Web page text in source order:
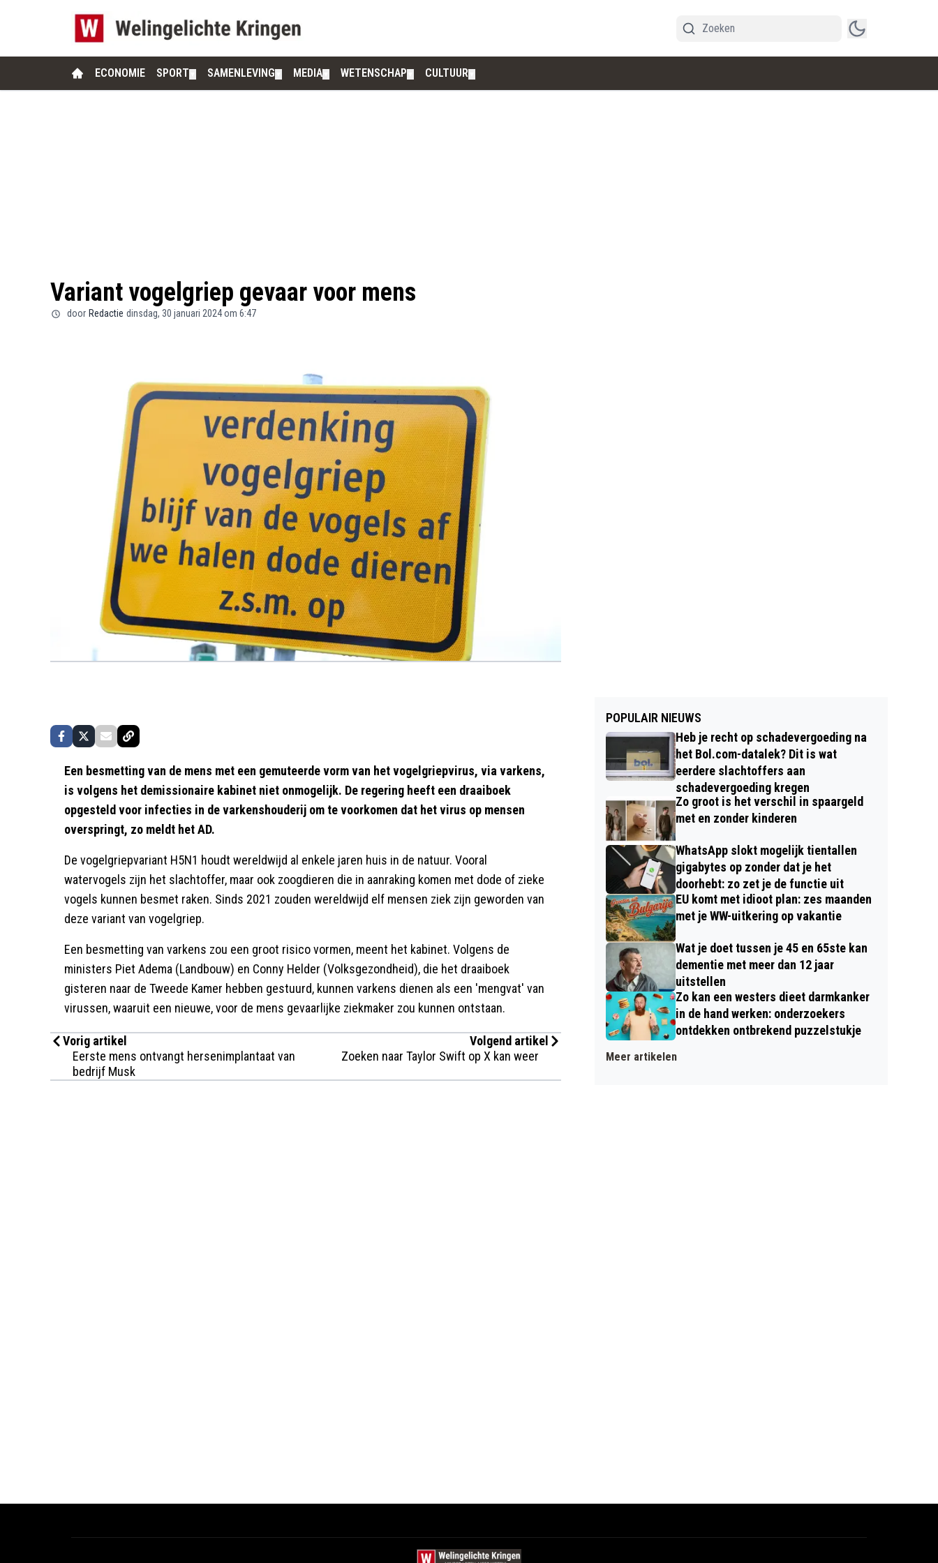
ECONOMIE SPORT SAMENLEVING MEDIA WETENSCHAP CULTUUR
Variant vogelgriep gevaar voor mens
door Redactie dinsdag, 30 januari 2024 om 6:47
Een besmetting van de mens met een gemuteerde vorm van het vogelgriepvirus, via varkens,
is volgens het demissionaire kabinet niet onmogelijk. De regering heeft een draaiboek
opgesteld voor infecties in de varkenshouderij om te voorkomen dat het virus op mensen
overspringt, zo meldt het AD.
De vogelgriepvariant H5N1 houdt wereldwijd al enkele jaren huis in de natuur. Vooral
watervogels zijn het slachtoffer, maar ook zoogdieren die in aanraking komen met dode of zieke
vogels kunnen besmet raken. Sinds 2021 zouden wereldwijd elf mensen ziek zijn geworden van
deze variant van vogelgriep.
Een besmetting van varkens zou een groot risico vormen, meent het kabinet. Volgens de
ministers Piet Adema (Landbouw) en Conny Helder (Volksgezondheid), die het draaiboek
gisteren naar de Tweede Kamer hebben gestuurd, kunnen varkens dienen als een 'mengvat' van
virussen, waaruit een nieuwe, voor de mens gevaarlijke ziekmaker zou kunnen ontstaan.
Vorig artikel
Eerste mens ontvangt hersenimplantaat van
bedrijf Musk
Volgend artikel
Zoeken naar Taylor Swift op X kan weer
POPULAIR NIEUWS
Heb je recht op schadevergoeding na
het Bol.com-datalek? Dit is wat
eerdere slachtoffers aan
schadevergoeding kregen
Zo groot is het verschil in spaargeld
met en zonder kinderen
WhatsApp slokt mogelijk tientallen
gigabytes op zonder dat je het
doorhebt: zo zet je de functie uit
EU komt met idioot plan: zes maanden
met je WW-uitkering op vakantie
Wat je doet tussen je 45 en 65ste kan
dementie met meer dan 12 jaar
uitstellen
Zo kan een westers dieet darmkanker
in de hand werken: onderzoekers
ontdekken ontbrekend puzzelstukje
Meer artikelen